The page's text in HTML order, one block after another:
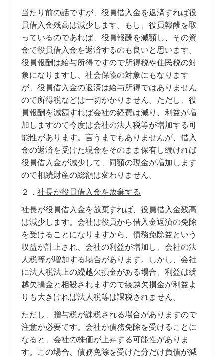
当たり前の話ですが、役員借入金を返済すれば役
員借入金残高は減少します。もし、役員報酬を取
っているのであれば、役員報酬を減額し、その資
金で役員借入金を返済するのも良いと思います。
役員報酬は給与所得ですので所得税や住民税の対
象になりますし、社会保険の対象にもなります
が、役員借入金の返済は給与所得ではありません
ので所得税などは一切かかりません。ただし、役
員報酬を減額すれば会社の経費は減り、利益が増
加しますので今度は会社の法人税等が増加する可
能性があります。言うまでもありませんが、借入
金の返済を受けた現金をそのまま保有し続ければ
役員借入金が減少して、同額の現金が増加します
ので相続財産の総額は変わりません。
２．社長が役員借入金を放棄する
社長が役員借入金を放棄すれば、役員借入金残高
は減少します。会社は役員から借入金返済の免除
を受けることになりますから、債務免除益という
収益が計上され、会社の利益が増加し、会社の法
人税等が増加する場合があります。しかし、会社
に法人税法上の繰越欠損金がある場合、利益は繰
越欠損金と相殺されますので繰越欠損金が利益よ
りも大きければ法人税等は課税されません。
ただし、贈与税が課税される場合がありますので
注意が必要です。会社が債務免除を受けることに
なると、会社の株価が上昇する可能性がありま
す。この場合、債務免除を受けた分だけ負債が減